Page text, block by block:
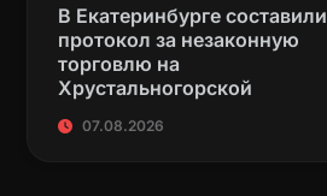
В Екатеринбурге составили
протокол за незаконную
торговлю на
Хрустальногорской
07.08.2026